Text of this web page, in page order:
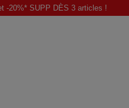
-20%* SUPP DÈS 3 articles !